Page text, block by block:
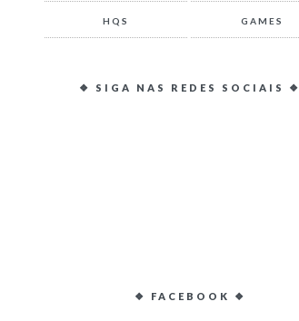
HQS GAMES
❖ SIGA NAS REDES SOCIAIS ❖
❖ FACEBOOK ❖